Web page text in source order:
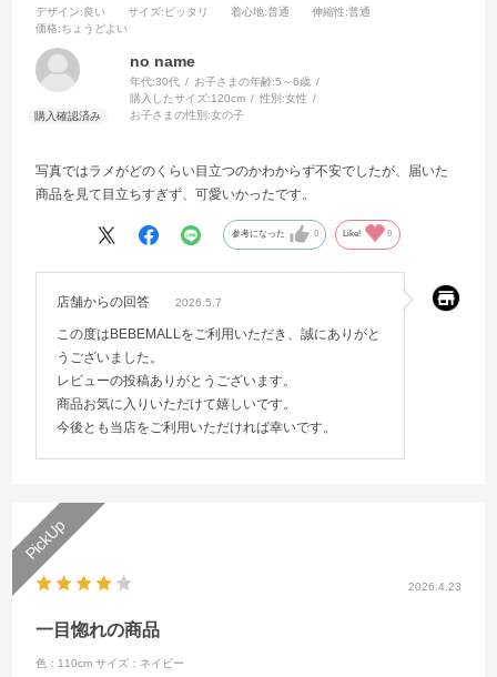
デザイン:良い サイズ:ピッタリ 着心地:普通 伸縮性:普通
価格:ちょうどよい
no name
年代:30代 お子さまの年齢:5～6歳
購入したサイズ:120cm 性別:女性
お子さまの性別:女の子
写真ではラメがどのくらい目立つのかわからず不安でしたが、届いた
商品を見て目立ちすぎず、可愛いかったです。
参考になった 0 Like! 0
店舗からの回答 2026.5.7
この度はBEBEMALLをご利用いただき、誠にありがと
うございました。
レビューの投稿ありがとうございます。
商品お気に入りいただけて嬉しいです。
今後とも当店をご利用いただければ幸いです。
2026.4.23
一目惚れの商品
色：110cm サイズ：ネイビー